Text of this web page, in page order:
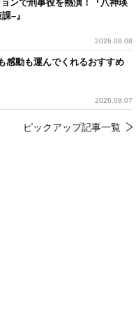
ンで刑事役を熱演！『八神瑛
–』
2026.08.08
感動も運んでくれるおすすめ
2026.08.07
ピックアップ記事一覧